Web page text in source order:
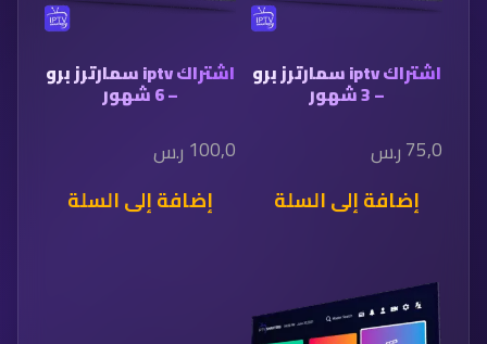
اشتراك iptv سمارترز برو
– 3 شهور
75,0ر.س
إضافة إلى السلة
اشتراك iptv سمارترز برو
– 6 شهور
100,0 ر.س
إضافة إلى السلة